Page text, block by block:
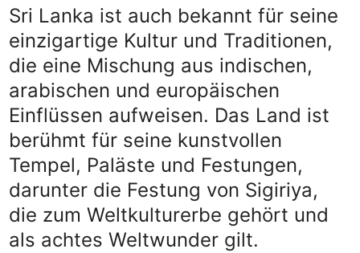
Sri Lanka ist auch bekannt für seine
einzigartige Kultur und Traditionen,
die eine Mischung aus indischen,
arabischen und europäischen
Einflüssen aufweisen. Das Land ist
berühmt für seine kunstvollen
Tempel, Paläste und Festungen,
darunter die Festung von Sigiriya,
die zum Weltkulturerbe gehört und
als achtes Weltwunder gilt.